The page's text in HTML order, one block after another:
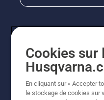
Cookies sur
En cliquant sur « Accepter
le stockage de cookies sur